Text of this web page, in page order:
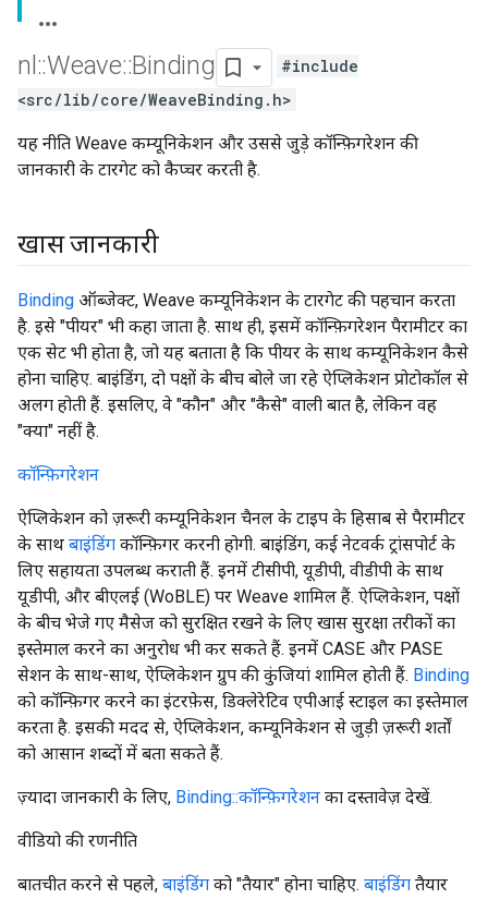
nl ::Weave::Binding
#include
<src/lib/core/WeaveBinding.h>
यह नीति Weave कम्यूनिकेशन और उससे जुड़े कॉन्फ़िगरेशन की
जानकारी के टारगेट को कैप्चर करती है.
खास जानकारी
Binding ऑब्जेक्ट, Weave कम्यूनिकेशन के टारगेट की पहचान करता
है. इसे "पीयर" भी कहा जाता है. साथ ही, इसमें कॉन्फ़िगरेशन पैरामीटर का
एक सेट भी होता है, जो यह बताता है कि पीयर के साथ कम्यूनिकेशन कैसे
होना चाहिए. बाइंडिंग, दो पक्षों के बीच बोले जा रहे ऐप्लिकेशन प्रोटोकॉल से
अलग होती हैं. इसलिए, वे "कौन" और "कैसे" वाली बात है, लेकिन वह
"क्या" नहीं है.
कॉन्फ़िगरेशन
ऐप्लिकेशन को ज़रूरी कम्यूनिकेशन चैनल के टाइप के हिसाब से पैरामीटर
के साथ बाइंडिंग कॉन्फ़िगर करनी होगी. बाइंडिंग, कई नेटवर्क ट्रांसपोर्ट के
लिए सहायता उपलब्ध कराती हैं. इनमें टीसीपी, यूडीपी, वीडीपी के साथ
यूडीपी, और बीएलई (WoBLE) पर Weave शामिल हैं. ऐप्लिकेशन, पक्षों
के बीच भेजे गए मैसेज को सुरक्षित रखने के लिए खास सुरक्षा तरीकों का
इस्तेमाल करने का अनुरोध भी कर सकते हैं. इनमें CASE और PASE
सेशन के साथ-साथ, ऐप्लिकेशन ग्रुप की कुंजियां शामिल होती हैं. Binding
को कॉन्फ़िगर करने का इंटरफ़ेस, डिक्लेरेटिव एपीआई स्टाइल का इस्तेमाल
करता है. इसकी मदद से, ऐप्लिकेशन, कम्यूनिकेशन से जुड़ी ज़रूरी शर्तों
को आसान शब्दों में बता सकते हैं.
ज़्यादा जानकारी के लिए, Binding::कॉन्फ़िगरेशन का दस्तावेज़ देखें.
वीडियो की रणनीति
बातचीत करने से पहले, बाइंडिंग को "तैयार" होना चाहिए. बाइंडिंग तैयार